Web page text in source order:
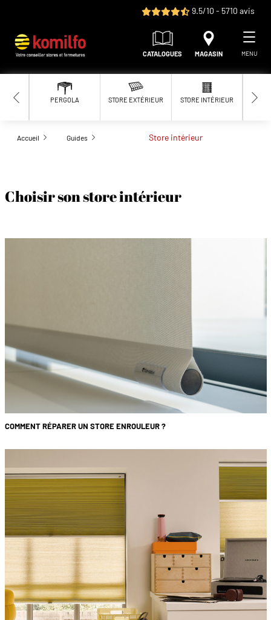
9.5/10 - 5710 avis
CATALOGUES MAGASIN MENU
PERGOLA STORE EXTÉRIEUR STORE INTÉRIEUR
Accueil Guides Store intérieur
Choisir son store intérieur
COMMENT RÉPARER UN STORE ENROULEUR ?